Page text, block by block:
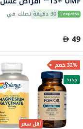
مانوكا 2.8 جرام 8 أقراص30 دقيقة تصلك في
49
32% خصم
جديد
أقل سعر